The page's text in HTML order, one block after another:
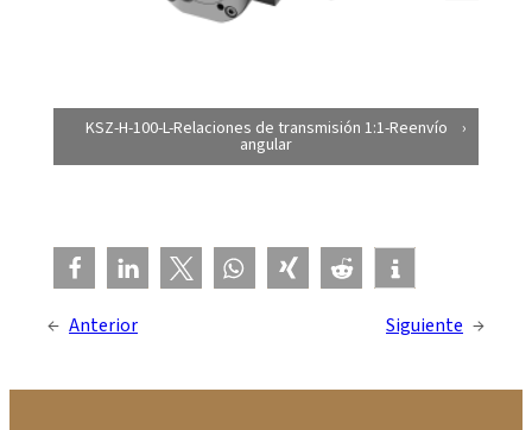
KSZ-H-100-L-Relaciones de transmisión 1:1-Reenvío
angular
← Anterior Siguiente →